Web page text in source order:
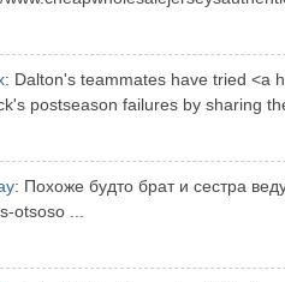
: Dalton's teammates have tried <a
postseason failures by sharing
: Похоже будто брат и сестра
otsoso ...